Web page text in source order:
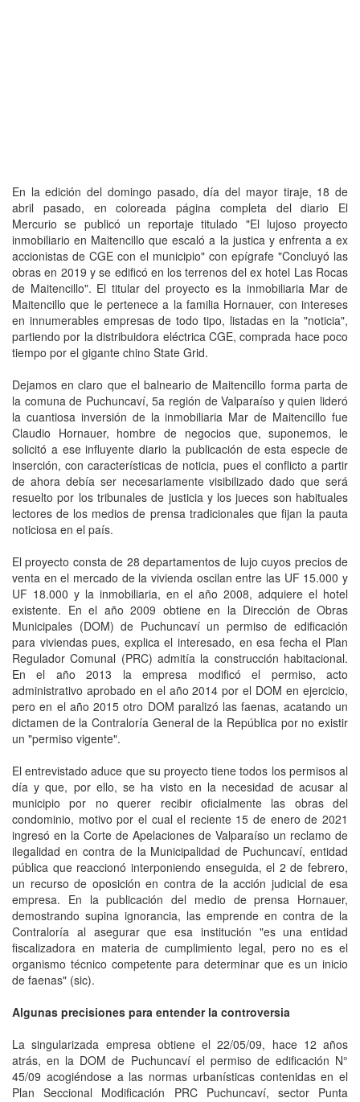
En la edición del domingo pasado, día del mayor tiraje, 18 de
abril pasado, en coloreada página completa del diario El
Mercurio se publicó un reportaje titulado "El lujoso proyecto
inmobiliario en Maitencillo que escaló a la justica y enfrenta a ex
accionistas de CGE con el municipio" con epígrafe "Concluyó las
obras en 2019 y se edificó en los terrenos del ex hotel Las Rocas
de Maitencillo". El titular del proyecto es la inmobiliaria Mar de
Maitencillo que le pertenece a la familia Hornauer, con intereses
en innumerables empresas de todo tipo, listadas en la "noticia",
partiendo por la distribuidora eléctrica CGE, comprada hace poco
tiempo por el gigante chino State Grid.
Dejamos en claro que el balneario de Maitencillo forma parta de
la comuna de Puchuncaví, 5a región de Valparaíso y quien lideró
la cuantiosa inversión de la inmobiliaria Mar de Maitencillo fue
Claudio Hornauer, hombre de negocios que, suponemos, le
solicitó a ese influyente diario la publicación de esta especie de
inserción, con características de noticia, pues el conflicto a partir
de ahora debía ser necesariamente visibilizado dado que será
resuelto por los tribunales de justicia y los jueces son habituales
lectores de los medios de prensa tradicionales que fijan la pauta
noticiosa en el país.
El proyecto consta de 28 departamentos de lujo cuyos precios de
venta en el mercado de la vivienda oscilan entre las UF 15.000 y
UF 18.000 y la inmobiliaria, en el año 2008, adquiere el hotel
existente. En el año 2009 obtiene en la Dirección de Obras
Municipales (DOM) de Puchuncaví un permiso de edificación
para viviendas pues, explica el interesado, en esa fecha el Plan
Regulador Comunal (PRC) admitía la construcción habitacional.
En el año 2013 la empresa modificó el permiso, acto
administrativo aprobado en el año 2014 por el DOM en ejercicio,
pero en el año 2015 otro DOM paralizó las faenas, acatando un
dictamen de la Contraloría General de la República por no existir
un "permiso vigente".
El entrevistado aduce que su proyecto tiene todos los permisos al
día y que, por ello, se ha visto en la necesidad de acusar al
municipio por no querer recibir oficialmente las obras del
condominio, motivo por el cual el reciente 15 de enero de 2021
ingresó en la Corte de Apelaciones de Valparaíso un reclamo de
ilegalidad en contra de la Municipalidad de Puchuncaví, entidad
pública que reaccionó interponiendo enseguida, el 2 de febrero,
un recurso de oposición en contra de la acción judicial de esa
empresa. En la publicación del medio de prensa Hornauer,
demostrando supina ignorancia, las emprende en contra de la
Contraloría al asegurar que esa institución "es una entidad
fiscalizadora en materia de cumplimiento legal, pero no es el
organismo técnico competente para determinar que es un inicio
de faenas" (sic).
Algunas precisiones para entender la controversia
La singularizada empresa obtiene el 22/05/09, hace 12 años
atrás, en la DOM de Puchuncaví el permiso de edificación N°
45/09 acogiéndose a las normas urbanísticas contenidas en el
Plan Seccional Modificación PRC Puchuncaví, sector Punta